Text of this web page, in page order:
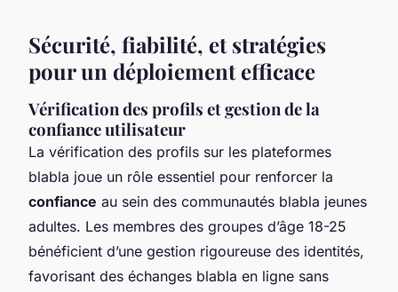
Sécurité, fiabilité, et stratégies
pour un déploiement efficace
Vérification des profils et gestion de la
confiance utilisateur
La vérification des profils sur les plateformes
blabla joue un rôle essentiel pour renforcer la
confiance au sein des communautés blabla jeunes
adultes. Les membres des groupes d’âge 18-25
bénéficient d’une gestion rigoureuse des identités,
favorisant des échanges blabla en ligne sans